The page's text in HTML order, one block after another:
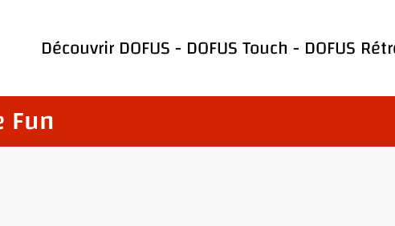
DécouvrirDOFUS-DOFUS Touch-DOFUS
Fun